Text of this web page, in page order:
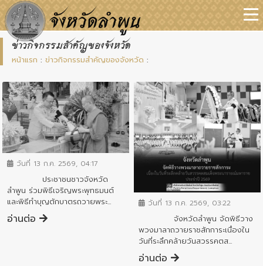
ข่าวกิจกรรมสำคัญของจังหวัด
หน้าแรก : ข่าวกิจกรรมสำคัญของจังหวัด :
ข่าวกิจกรรมสำคัญจังหวัด
วันที่ 13 ก.ค. 2569, 04:17
ประชาชนชาวจังหวัด
ลำพูน ร่วมพิธีเจริญพระพุทธมนต์
และพิธีทำบุญตักบาตรถวายพระ...
อ่านต่อ
ข่าวกิจกรรมสำคัญจังหวัด
วันที่ 13 ก.ค. 2569, 03:22
จังหวัดลำพูน จัดพิธีวาง
พวงมาลาถวายราชสักการะเนื่องใน
วันที่ระลึกคล้ายวันสวรรคตส...
อ่านต่อ